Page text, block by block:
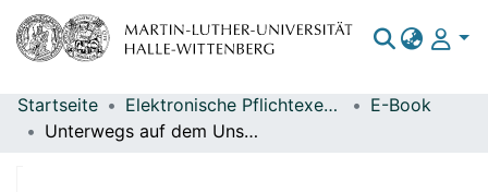
Bereiche & Sammlungen
Startseite Elektronische Pflichtexemplare
E-Book
Unterwegs auf dem Unstrutradweg / Geschäftsstelle des Unstrutradweg e.V.